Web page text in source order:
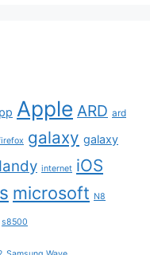
Apple ARD ard
galaxy galaxy
internet iOS
microsoft N8
s8500